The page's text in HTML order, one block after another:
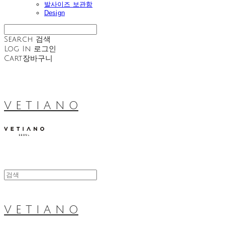
발사이즈 보관함
Design
Search 검색
Log In 로그인
Cart장바구니
V E T I A N O
V E T I A N O